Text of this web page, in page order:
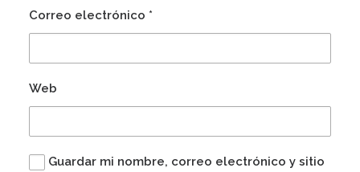
Correo electrónico *
Web
Guardar mi nombre, correo electrónico y sitio